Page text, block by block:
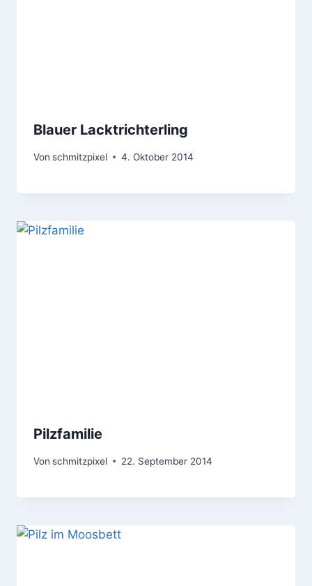
Blauer Lacktrichterling
Von schmitzpixel 4. Oktober 2014
Pilzfamilie
Von schmitzpixel 22. September 2014